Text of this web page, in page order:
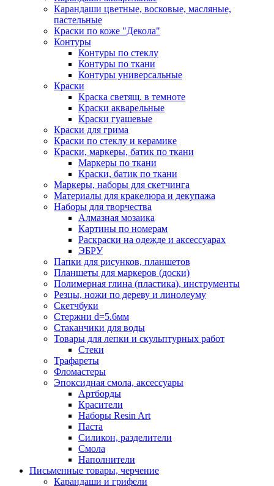
Карандаши цветные, восковые, масляные,
пастельные
Краски по коже "Декола"
Контуры
Контуры по стеклу
Контуры по ткани
Контуры универсальные
Краски
Краска светящ. в темноте
Краски акварельные
Краски гуашевые
Краски для грима
Краски по стеклу и керамике
Краски, маркеры, батик по ткани
Маркеры по ткани
Краски, батик по ткани
Маркеры, наборы для скетчинга
Материалы для кракелюра и декупажа
Наборы для творчества
Алмазная мозаика
Картины по номерам
Раскраски на одежде и аксессуарах
ЭБРУ
Папки для рисунков, планшетов
Планшеты для маркеров (доски)
Полимерная глина (пластика), инструменты
Резцы, ножи по дереву и линолеуму
Скетчбуки
Стержни d=5.6мм
Стаканчики для воды
Товары для лепки и скульптурных работ
Стеки
Трафареты
Фломастеры
Эпоксидная смола, аксессуары
Артборды
Красители
Наборы Resin Art
Паста
Силикон, разделители
Смола
Наполнители
Письменные товары, черчение
Карандаши и грифели